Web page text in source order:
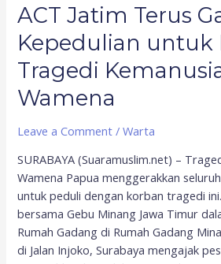
ACT Jatim Terus
Kepedulian untuk
Tragedi
Wamena
Leave a Comment /Warta
SURABAYA (Suaramuslim.net) –
Wamena Papua menggerakkan
untuk peduli dengan korban tragedi
bersama Gebu Minang Jawa Timur
Rumah Gadang di Rumah Gadang
di Jalan Injoko, Surabaya mengajak
Wamena